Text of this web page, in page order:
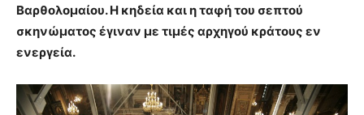
Βαρθολομαίου. Η κηδεία και η ταφή του σεπτού
σκηνώματος έγιναν με τιμές αρχηγού κράτους εν
ενεργεία.